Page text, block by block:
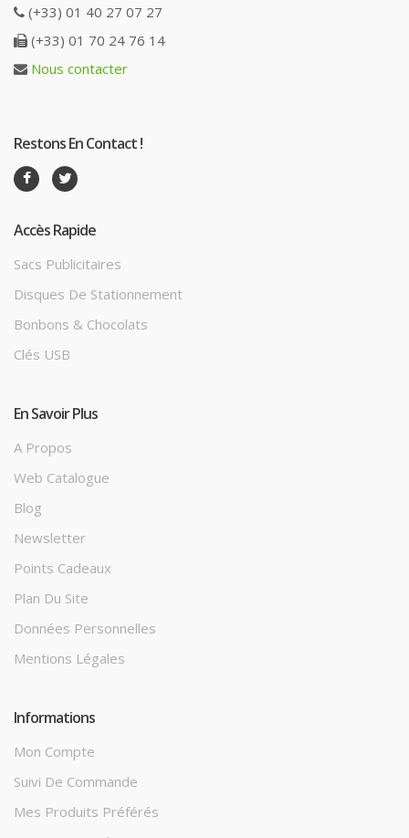
(+33) 01 40 27 07 27
(+33) 01 70 24 76 14
Nous contacter
Restons En Contact !
Accès Rapide
Sacs Publicitaires
Disques De Stationnement
Bonbons & Chocolats
Clés USB
En Savoir Plus
A Propos
Web Catalogue
Blog
Newsletter
Points Cadeaux
Plan Du Site
Données Personnelles
Mentions Légales
Informations
Mon Compte
Suivi De Commande
Mes Produits Préférés